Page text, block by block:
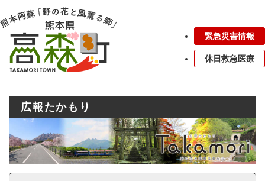
ー
ジ
メニューを飛ばして本文へ
緊急災害情報
休日救急医療
広報たかもり